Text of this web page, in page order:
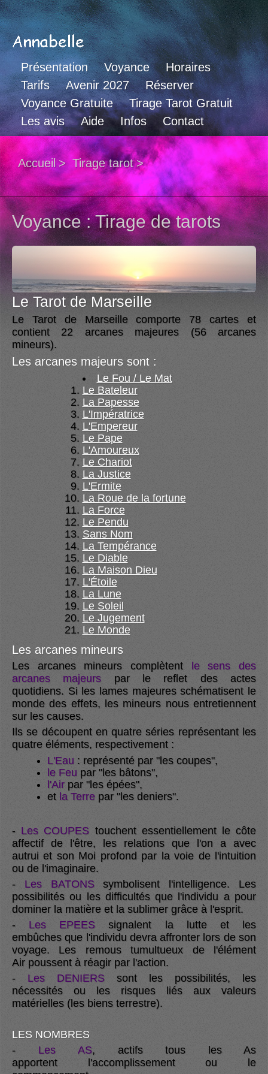
Présentation Voyance
Horaires
Tarifs
Avenir 2027
Réserver
Voyance Gratuite
Tirage Tarot Gratuit
Les avis
Aide Infos Contact
Accueil > Tirage tarot >
Voyance : Tirage de tarots
Le Tarot de Marseille
Le Tarot de Marseille comporte 78 cartes et
contient 22 arcanes majeures (56 arcanes
mineurs).
Les arcanes majeurs sont :
Le Fou / Le Mat
Le Bateleur
La Papesse
L'Impératrice
L'Empereur
Le Pape
L'Amoureux
Le Chariot
La Justice
L'Ermite
La Roue de la fortune
La Force
Le Pendu
Sans Nom
La Tempérance
Le Diable
La Maison Dieu
L'Étoile
La Lune
Le Soleil
Le Jugement
Le Monde
Les arcanes mineurs
Les arcanes mineurs complètent le sens des
arcanes majeurs par le reflet des actes
quotidiens. Si les lames majeures schématisent le
monde des effets, les mineurs nous entretiennent
sur les causes.
Ils se découpent en quatre séries représentant les
quatre éléments, respectivement :
L'Eau : représenté par "les coupes",
le Feu par "les bâtons",
l'Air par "les épées",
et la Terre par "les deniers".
- Les COUPES touchent essentiellement le côte
affectif de l'être, les relations que l'on a avec
autrui et son Moi profond par la voie de l'intuition
ou de l'imaginaire.
- Les BATONSsymbolisent l'intelligence. Les
possibilités ou les difficultés que l'individu a pour
dominer la matière et la sublimer grâce à l'esprit.
- Les EPEES signalent la lutte et les
embûches que l'individu devra affronter lors de son
voyage. Les remous tumultueux de l'élément
Air poussent à réagir par l'action.
- Les DENIERS sont les possibilités, les
nécessités ou les risques liés aux valeurs
matérielles (les biens terrestre).
LES NOMBRES
- Les AS, actifs tous les As
apportent l'accomplissement ou le